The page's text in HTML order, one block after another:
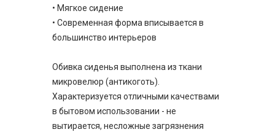
• Мягкое сидение
• Современная форма вписывается в
большинство интерьеров
Обивка сиденья выполнена из ткани
микровелюр (антикоготь).
Характеризуется отличными качествами
в бытовом использовании - не
вытирается, несложные загрязнения